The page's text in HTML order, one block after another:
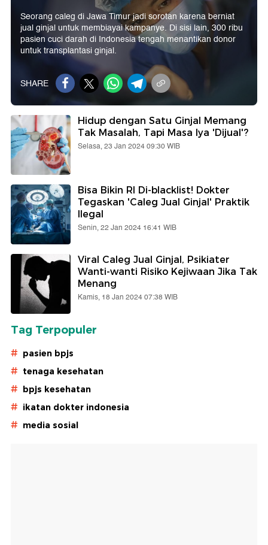
Seorang caleg di Jawa Timur jadi sorotan karena berniat
jual ginjal untuk membiayai kampanye. Di sisi lain, 300 ribu
pasien cuci darah di Indonesia tengah menantikan donor
untuk transplantasi ginjal.
SHARE
Hidup dengan Satu Ginjal Memang
Tak Masalah, Tapi Masa Iya 'Dijual'?
Selasa, 23 Jan 2024 09:30 WIB
Bisa Bikin RI Di-blacklist! Dokter
Tegaskan 'Caleg Jual Ginjal' Praktik
Ilegal
Senin, 22 Jan 2024 16:41 WIB
Viral Caleg Jual Ginjal, Psikiater
Wanti-wanti Risiko Kejiwaan Jika Tak
Menang
Kamis, 18 Jan 2024 07:38 WIB
Tag Terpopuler
# pasien bpjs
# tenaga kesehatan
# bpjs kesehatan
# ikatan dokter indonesia
# media sosial